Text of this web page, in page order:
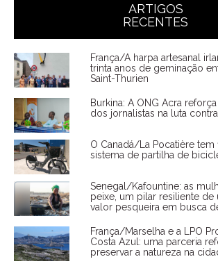
ARTIGOS
RECENTES
França/A harpa artesanal
trinta anos de geminação
Saint-Thurien
Burkina: A ONG Acra
dos jornalistas na luta
O Canadá/La Pocatière
sistema de partilha de
Senegal/Kafountine: as
peixe, um pilar resiliente de
valor pesqueira em busca
França/Marselha e a LPO
Costa Azul: uma parceria
preservar a natureza na